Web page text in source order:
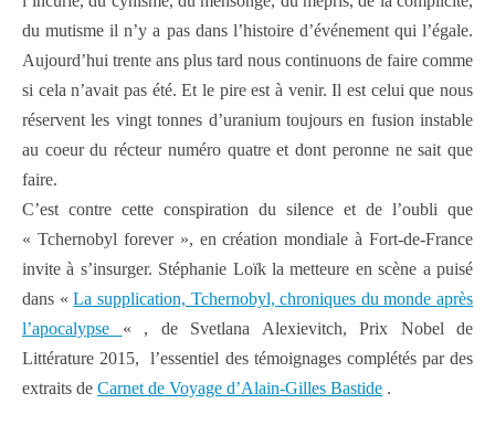
du mutisme il n’y a pas dans l’histoire d’événement qui l’égale.
Aujourd’hui trente ans plus tard nous continuons de faire comme
si cela n’avait pas été. Et le pire est à venir. Il est celui que nous
réservent les vingt tonnes d’uranium toujours en fusion instable
au coeur du récteur numéro quatre et dont peronne ne sait que
faire.
C’est contre cette conspiration du silence et de l’oubli que
« Tchernobyl forever », en création mondiale à Fort-de-France
invite à s’insurger. Stéphanie Loïk la metteure en scène a puisé
dans «La supplication, Tchernobyl, chroniques du monde après
l’apocalypse « , de Svetlana Alexievitch, Prix Nobel de
Littérature 2015, l’essentiel des témoignages complétés par des
extraits de Carnet de Voyage d’Alain-Gilles Bastide .